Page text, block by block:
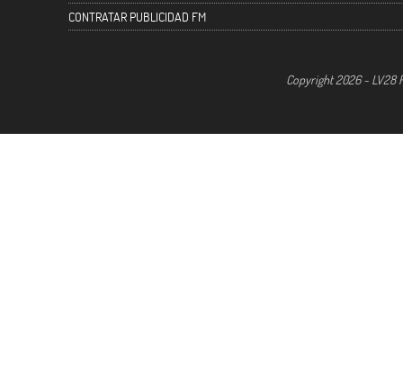
CONTRATAR PUBLICIDAD FM
Copyright 2026 - LV28